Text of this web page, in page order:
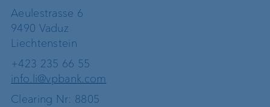
Aeulestrasse 6
9490 Vaduz
Liechtenstein
+423 235 66 55
info.li@vpbank.com
Clearing Nr: 8805